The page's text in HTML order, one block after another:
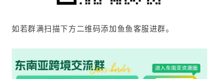
如若群满扫描下方二维码添加鱼鱼客服进群。